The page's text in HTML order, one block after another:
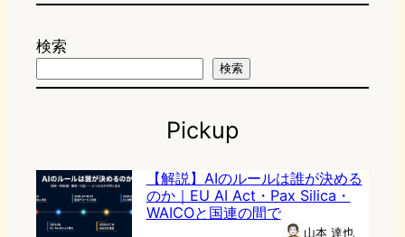
検索
検索
Pickup
【解説】AIのルールは誰が決める
のか｜EU AI Act・Pax Silica・
WAICOと国連の間で
山本 達也